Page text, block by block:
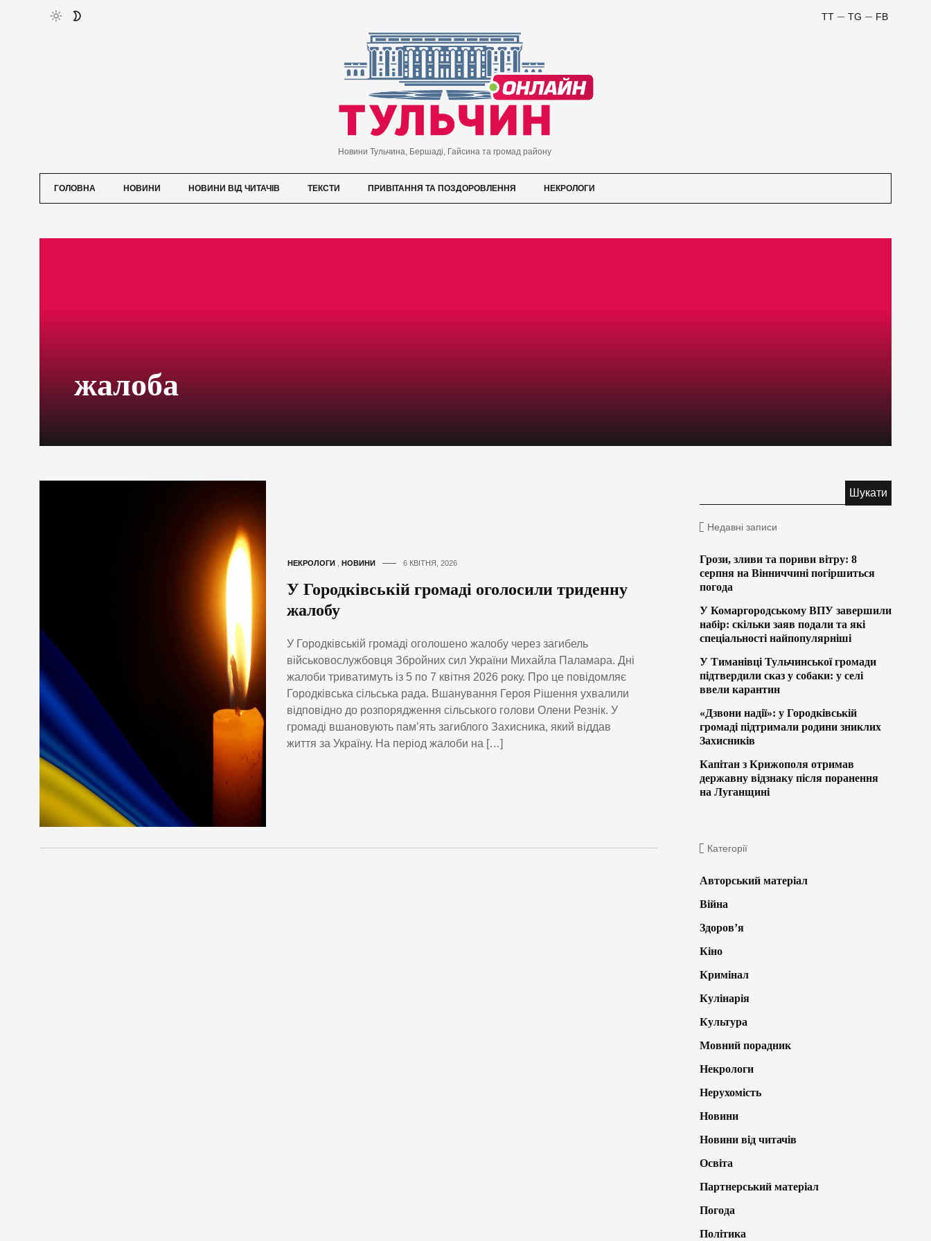
FB
TG
TT
Новини Тульчина, Бершаді, Гайсина та громад району
ГОЛОВНА НОВИНИ НОВИНИ ВІД ЧИТАЧІВ ТЕКСТИ ПРИВІТАННЯ ТА ПОЗДОРОВЛЕННЯ НЕКРОЛОГИ
жалоба
НЕКРОЛОГИ , НОВИНИ 6 КВІТНЯ, 2026
У Городківській громаді оголосили триденну
жалобу
У Городківській громаді оголошено жалобу через загибель
військовослужбовця Збройних сил України Михайла Паламара. Дні
жалоби триватимуть із 5 по 7 квітня 2026 року. Про це повідомляє
Городківська сільська рада. Вшанування Героя Рішення ухвалили
відповідно до розпорядження сільського голови Олени Резнік. У
громаді вшановують пам’ять загиблого Захисника, який віддав
життя за Україну. На період жалоби на […]
Недавні записи
Грози, зливи та пориви вітру: 8
серпня на Вінниччині погіршиться
погода
У Комаргородському ВПУ завершили
набір: скільки заяв подали та які
спеціальності найпопулярніші
У Тиманівці Тульчинської громади
підтвердили сказ у собаки: у селі
ввели карантин
«Дзвони надії»: у Городківській
громаді підтримали родини зниклих
Захисників
Капітан з Крижополя отримав
державну відзнаку після поранення
на Луганщині
Категорії
Авторський матеріал
Війна
Здоров’я
Кіно
Кримінал
Кулінарія
Культура
Мовний порадник
Некрологи
Нерухомість
Новини
Новини від читачів
Освіта
Партнерський матеріал
Погода
Політика